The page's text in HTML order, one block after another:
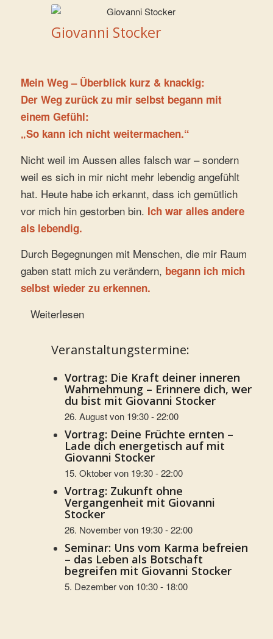
Giovanni Stocker
Mein Weg – Überblick kurz & knackig:
Der Weg zurück zu mir selbst begann mit
einem Gefühl:
„So kann ich nicht weitermachen.“
Nicht weil im Aussen alles falsch war – sondern
weil es sich in mir nicht mehr lebendig angefühlt
hat. Heute habe ich erkannt, dass ich gemütlich
vor mich hin gestorben bin. Ich war alles andere
als lebendig.
Durch Begegnungen mit Menschen, die mir Raum
gaben statt mich zu verändern, begann ich mich
selbst wieder zu erkennen.
Weiterlesen
Veranstaltungstermine:
Vortrag: Die Kraft deiner inneren
Wahrnehmung – Erinnere dich, wer
du bist mit Giovanni Stocker
26. August von 19:30-22:00
Vortrag: Deine Früchte ernten –
Lade dich energetisch auf mit
Giovanni Stocker
15. Oktober von 19:30-22:00
Vortrag: Zukunft ohne
Vergangenheit mit Giovanni
Stocker
26. November von 19:30-22:00
Seminar: Uns vom Karma befreien
– das Leben als Botschaft
begreifen mit Giovanni Stocker
5. Dezember von 10:30- 18:00